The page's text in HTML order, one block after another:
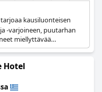
kausiluonteisen
-varjoineen, puutarhan
miellyttävää
Hotel